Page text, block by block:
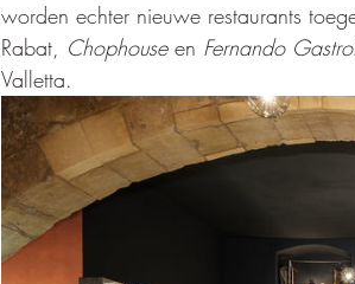
worden echter nieuwe restaurants
Rabat, Chophouse en Fernando
Valletta.